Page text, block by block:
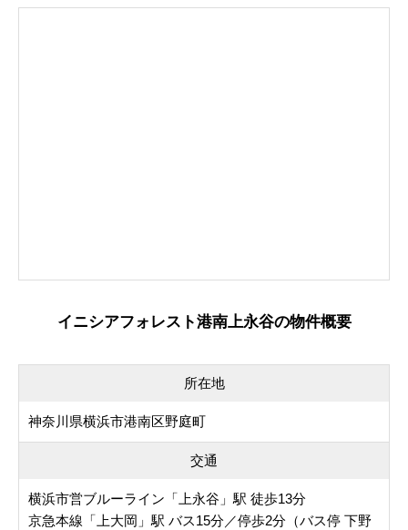
イニシアフォレスト港南上永谷の物件概要
所在地
神奈川県横浜市港南区野庭町
交通
横浜市営ブルーライン「上永谷」駅 徒歩13分
京急本線「上大岡」駅 バス15分／停歩2分（バス停 下野